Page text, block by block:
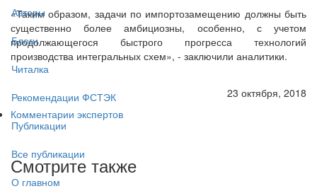
Авторы
Блоги
Читалка
Рекомендации ФСТЭК
Публикации
Все публикации
О главном
«Таким образом, задачи по импортозамещению должны быть
существенно более амбициозны, особенно, с учетом
продолжающегося быстрого прогресса технологий
производства интегральных схем», - заключили аналитики.
23 октября, 2018
Комментарии экспертов
Смотрите также